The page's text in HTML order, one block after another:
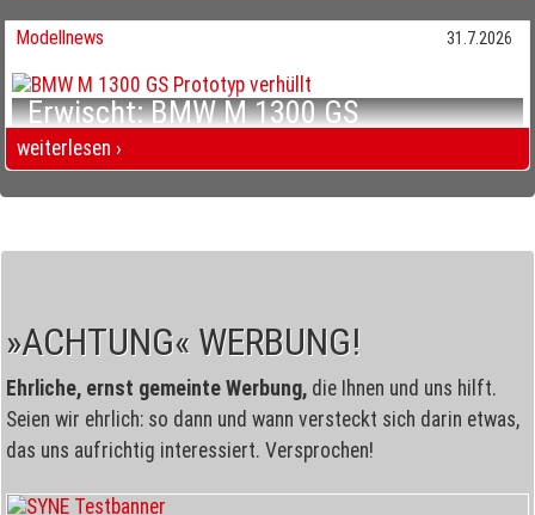
31.7.2026
Modellnews
Erwischt: BMW M 1300 GS
Mehr Offroad, mehr Luxus?
weiterlesen ›
Erwischt: BMW M 1300 GS Mehr Offroad, mehr Luxus?
»ACHTUNG« WERBUNG!
Ehrliche, ernst gemeinte Werbung, die Ihnen und uns hilft.
Seien wir ehrlich: so dann und wann versteckt sich darin etwas,
das uns aufrichtig interessiert. Versprochen!